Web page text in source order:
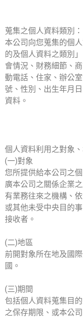
蒐集之個人資料類別：
本公司向您蒐集的個
的及個人資料之類別
會情況、財務細節、
動電話、住家、辦公
號、性別、出生年月
資料。
個人資料利用之對象
(一)對象
您所提供給本公司之
廣本公司之關係企業
有業務往來之機構、
或其他未受中央目的
接收者。
(二)地區
前開對象所在地及國
國。
(三)期間
包括個人資料蒐集目
之保存期限、或本公